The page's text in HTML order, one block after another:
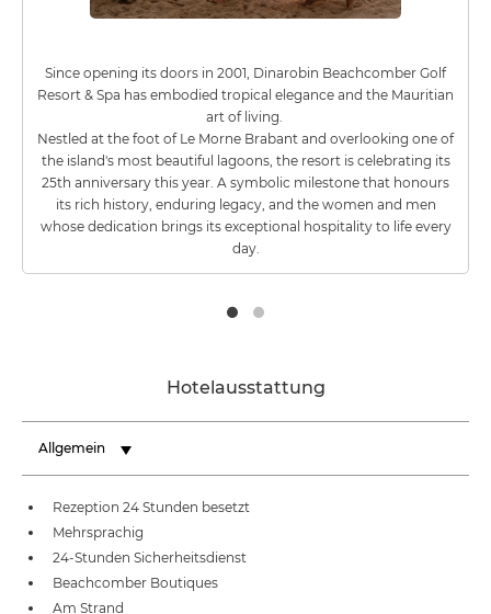
Since opening its doors in 2001, Dinarobin Beachcomber Golf
Resort & Spa has embodied tropical elegance and the Mauritian
art of living.
Nestled at the foot of Le Morne Brabant and overlooking one of
the island's most beautiful lagoons, the resort is celebrating its
25th anniversary this year. A symbolic milestone that honours
its rich history, enduring legacy, and the women and men
whose dedication brings its exceptional hospitality to life every
day.
Hotelausstattung
Allgemein
Rezeption 24 Stunden besetzt
Mehrsprachig
24-Stunden Sicherheitsdienst
Beachcomber Boutiques
Am Strand